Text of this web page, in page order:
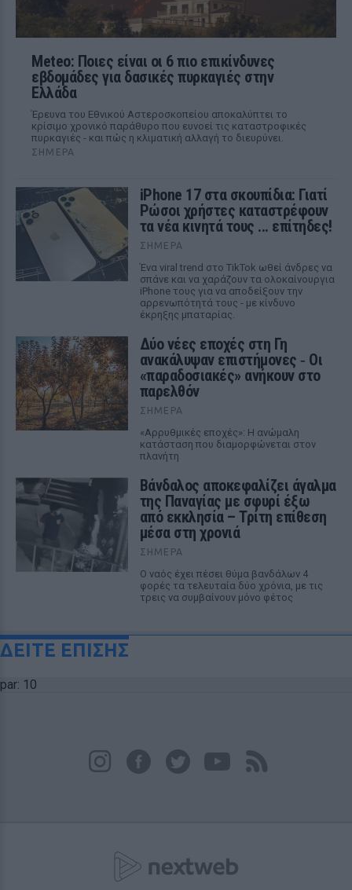
Meteo: Ποιες είναι οι 6 πιο επικίνδυνες
εβδομάδες για δασικές πυρκαγιές στην
Ελλάδα
Έρευνα του Εθνικού Αστεροσκοπείου αποκαλύπτει το
κρίσιμο χρονικό παράθυρο που ευνοεί τις καταστροφικές
πυρκαγιές - και πώς η κλιματική αλλαγή το διευρύνει.
ΣΉΜΕΡΑ
iPhone 17 στα σκουπίδια: Γιατί
Ρώσοι χρήστες καταστρέφουν
τα νέα κινητά τους ... επίτηδες!
ΣΉΜΕΡΑ
Ένα viral trend στο TikTok ωθεί άνδρες να
σπάνε και να χαράζουν τα ολοκαίνουργια
iPhone τους για να αποδείξουν την
αρρενωπότητά τους - με κίνδυνο
έκρηξης μπαταρίας.
Δύο νέες εποχές στη Γη
ανακάλυψαν επιστήμονες ‑ Oι
«παραδοσιακές» ανήκουν στο
παρελθόν
ΣΉΜΕΡΑ
«Αρρυθμικές εποχές»: Η ανώμαλη
κατάσταση που διαμορφώνεται στον
πλανήτη
Βάνδαλος αποκεφαλίζει άγαλμα
της Παναγίας με σφυρί έξω
από εκκλησία – Τρίτη επίθεση
μέσα στη χρονιά
ΣΉΜΕΡΑ
Ο ναός έχει πέσει θύμα βανδάλων 4
φορές τα τελευταία δύο χρόνια, με τις
τρεις να συμβαίνουν μόνο φέτος
ΔΕΙΤΕ ΕΠΙΣΗΣ
par: 10